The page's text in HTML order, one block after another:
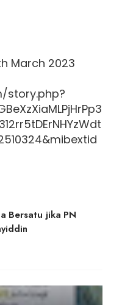
March 2023
story.php?
Bersatu jika PN